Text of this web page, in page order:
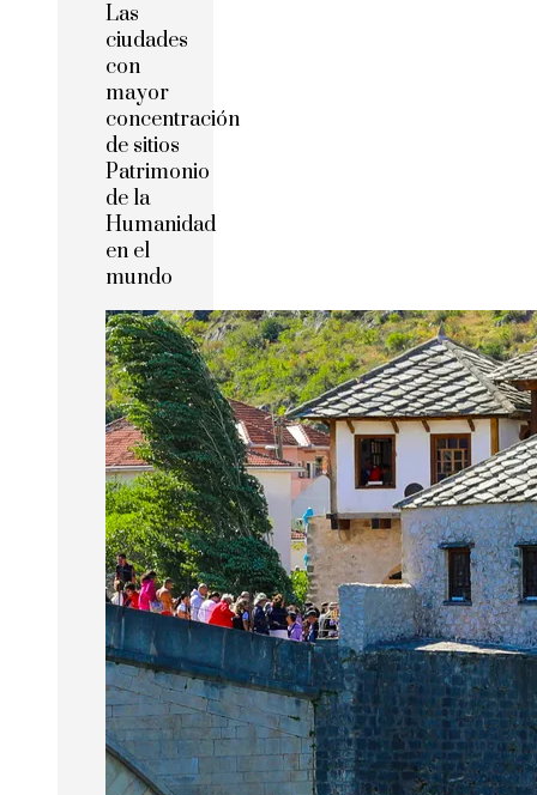
Las
ciudades
con
mayor
concentración
de sitios
Patrimonio
de la
Humanidad
en el
mundo